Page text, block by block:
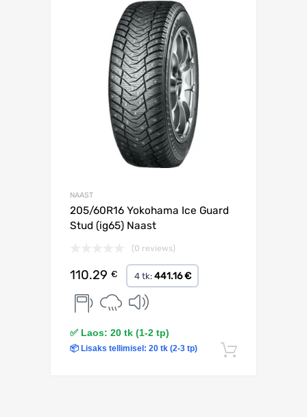
NAAST
205/60R16 Yokohama Ice Guard
Stud (ig65) Naast
(0 reviews)
110.29 € 4 tk: 441.16 €
✅ Laos: 20 tk (1-2 tp)
📦 Lisaks tellimisel: 20 tk (2-3 tp)